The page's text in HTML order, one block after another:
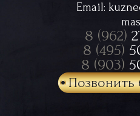
Email:
8 (962)
8 (495)
8 (903)
Позвонить